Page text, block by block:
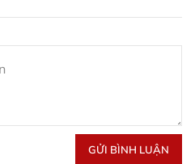
GỬI BÌNH LUẬN